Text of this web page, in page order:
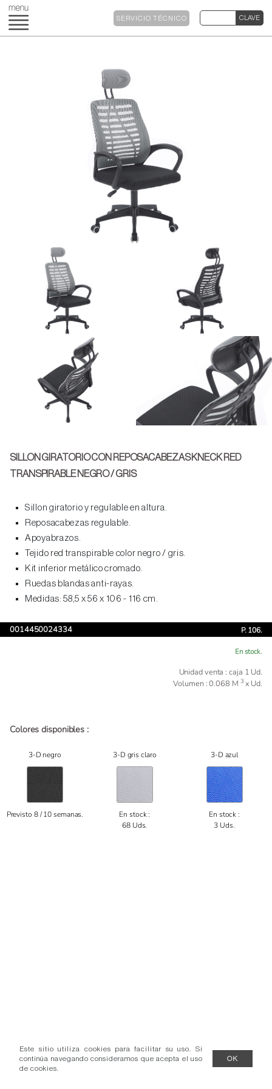
de cookies.
SERVICIO TÉCNICO
SILLON GIRATORIO CON REPOSACABEZAS KNECK RED
TRANSPIRABLE NEGRO / GRIS
Sillon giratorio y regulable en altura.
Reposacabezas regulable.
Apoyabrazos.
Tejido red transpirable color negro / gris.
Kit inferior metálico cromado.
Ruedas blandas anti-rayas.
Medidas: 58,5 x 56 x 106 - 116 cm.
0014450024334 P. 106.
En stock.
Unidad venta : caja 1 Ud.
Volumen : 0.068 M 3 x Ud.
Colores disponibles :
3-D negro
Previsto 8 / 10 semanas.
3-D gris claro
En stock :
68 Uds.
3-D azul
En stock :
3 Uds.